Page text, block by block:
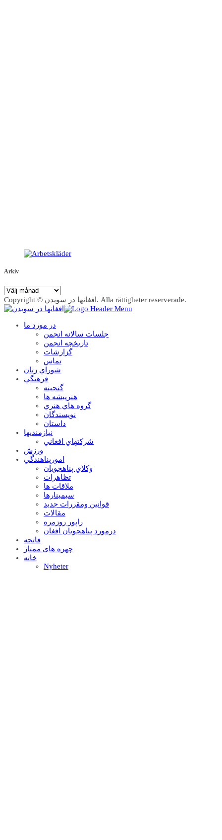
Arkiv
Arkiv
Copyright © افغانها در سویدن. Alla rättigheter reserverade.
در مورد ما
جلسات سالانه انجمن
تاریخچه انجمن
گزارشات
تماس
شوراي زنان
فرهنگي
گنجينه
هنرپيشه ها
گروه هاي هنري
نويسندگان
داستان
نيازمنديها
شرکتهاي افغاني
ورزش
امورپناهندگي
وکلاي پناهجويان
تظاهرات
ملاقات ها
سيمينارها
قوانين ومقررات جديد
مقالات
راپور روزمره
درمورد پناهجويان افغان
فاتحه
چهره های ممتاز
خانه
Nyheter